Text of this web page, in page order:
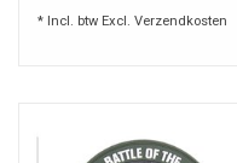
* Incl. btw Excl. Verzendkosten